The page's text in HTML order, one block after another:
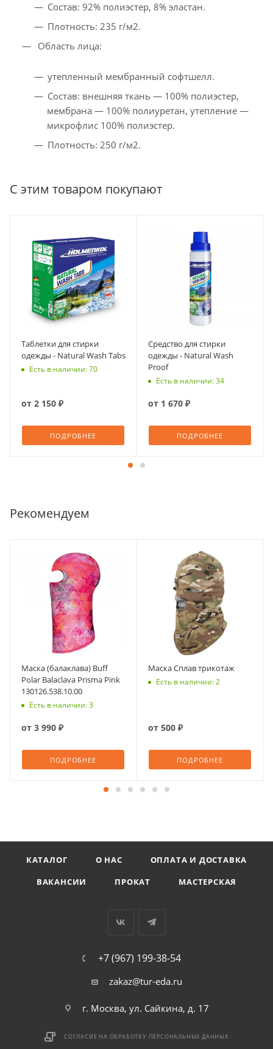
Состав: 92% полиэстер, 8% эластан.
Плотность: 235 г/м2.
Область лица:
утепленный мембранный софтшелл.
Состав: внешняя ткань — 100% полиэстер,
мембрана — 100% полиуретан, утепление —
микрофлис 100% полиэстер.
Плотность: 250 г/м2.
С этим товаром покупают
Таблетки для стирки
одежды - Natural Wash Tabs
Есть в наличии: 70
от 2 150 ₽
ПОДРОБНЕЕ
Средство для стирки
одежды - Natural Wash
Proof
Есть в наличии: 34
от 1 670 ₽
ПОДРОБНЕЕ
Рекомендуем
Маска (балаклава) Buff
Polar Balaclava Prisma Pink
130126.538.10.00
Есть в наличии: 3
от 3 990 ₽
ПОДРОБНЕЕ
Маска Сплав трикотаж
Есть в наличии: 2
от 500 ₽
ПОДРОБНЕЕ
КАТАЛОГ О НАС
ОПЛАТА И ДОСТАВКА
ВАКАНСИИ
ПРОКАТ МАСТЕРСКАЯ
+7 (967) 199-38-54
zakaz@tur-eda.ru
г. Москва, ул. Сайкина, д. 17
СОГЛАСИЕ НА ОБРАБОТКУ ПЕРСОНАЛЬНЫХ ДАННЫХ